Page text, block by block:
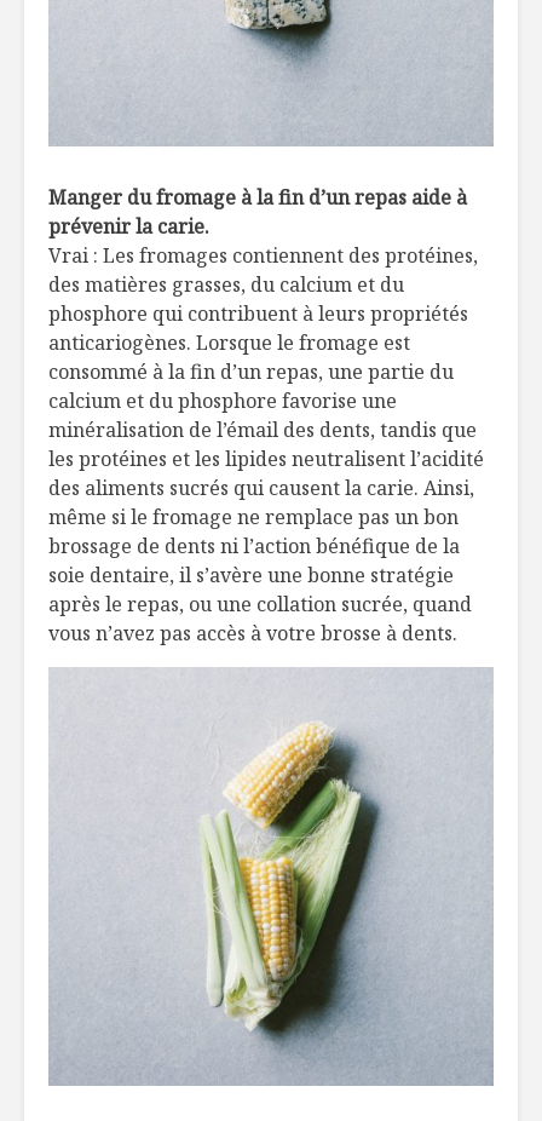
Manger du fromage à la fin d’un repas aide à
prévenir la carie.
Vrai : Les fromages contiennent des protéines,
des matières grasses, du calcium et du
phosphore qui contribuent à leurs propriétés
anticariogènes. Lorsque le fromage est
consommé à la fin d’un repas, une partie du
calcium et du phosphore favorise une
minéralisation de l’émail des dents, tandis que
les protéines et les lipides neutralisent l’acidité
des aliments sucrés qui causent la carie. Ainsi,
même si le fromage ne remplace pas un bon
brossage de dents ni l’action bénéfique de la
soie dentaire, il s’avère une bonne stratégie
après le repas, ou une collation sucrée, quand
vous n’avez pas accès à votre brosse à dents.